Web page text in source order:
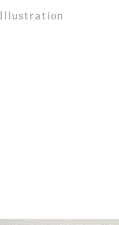
Illustration